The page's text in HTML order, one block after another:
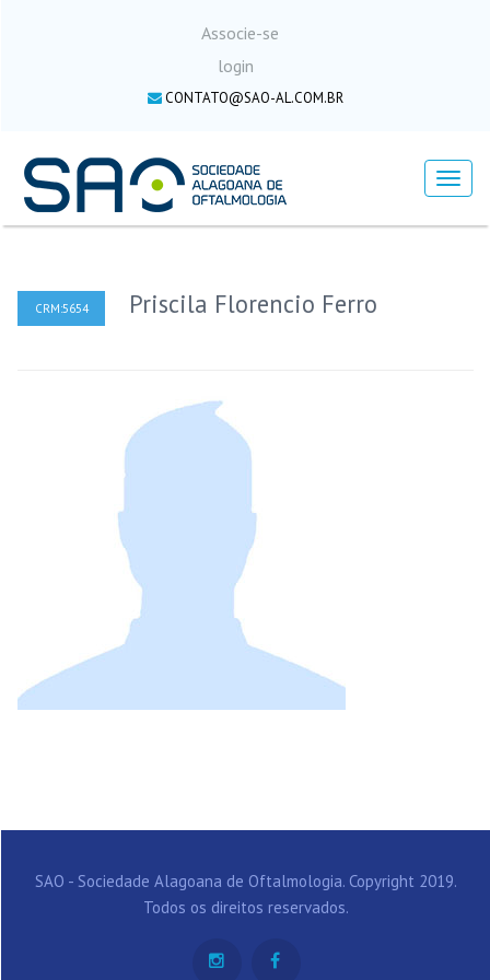
Associe-se
login
CONTATO@SAO-AL.COM.BR
Menu
CRM:5654 Priscila Florencio Ferro
SAO - Sociedade Alagoana de Oftalmologia. Copyright 2019.
Todos os direitos reservados.